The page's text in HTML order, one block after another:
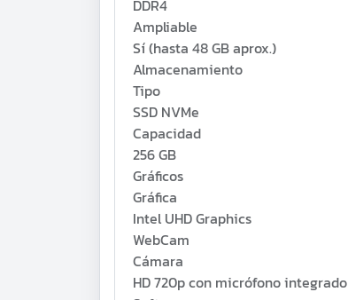
DDR4
Ampliable
Sí (hasta 48 GB aprox.)
Almacenamiento
Tipo
SSD NVMe
Capacidad
256 GB
Gráficos
Gráfica
Intel UHD Graphics
WebCam
Cámara
HD 720p con micrófono integrado